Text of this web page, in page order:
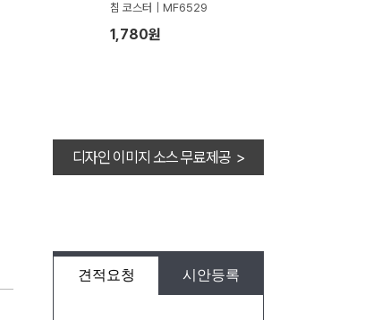
침 코스터｜MF6529
1,780원
디자인 이미지 소스 무료제공 >
견적요청 시안등록